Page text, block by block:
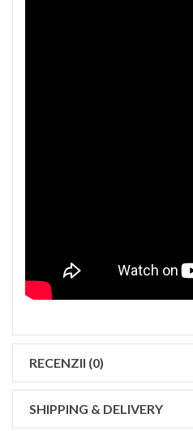
RECENZII (0)
SHIPPING & DELIVERY